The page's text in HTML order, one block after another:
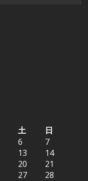
土
日
6
7
13
14
20
21
27
28